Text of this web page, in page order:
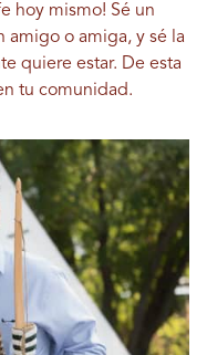
hoy mismo! Sé un
amigo o amiga, y sé la
quiere estar. De esta
tu comunidad.